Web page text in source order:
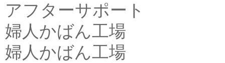
アフターサポート
婦人かばん工場
婦人かばん工場